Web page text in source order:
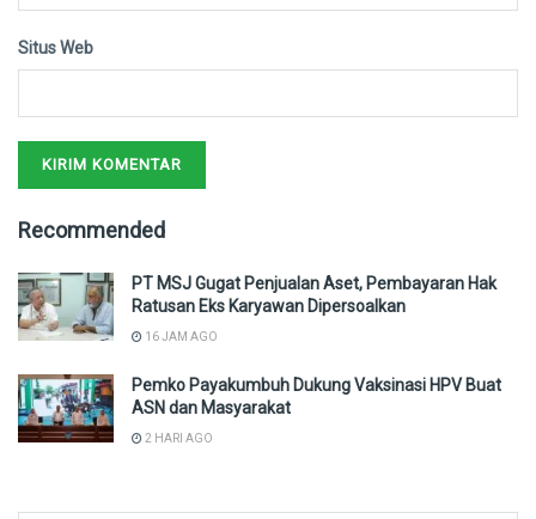
Situs Web
Recommended
PT MSJ Gugat Penjualan Aset, Pembayaran Hak
Ratusan Eks Karyawan Dipersoalkan
16 JAM AGO
Pemko Payakumbuh Dukung Vaksinasi HPV Buat
ASN dan Masyarakat
2 HARI AGO